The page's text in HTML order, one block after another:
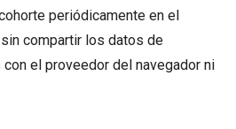
periódicamente en el
compartir los datos de
el proveedor del navegador ni